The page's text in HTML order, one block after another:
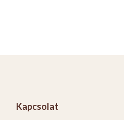
Kapcsolat